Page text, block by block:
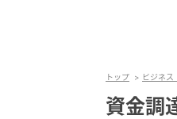
トップ ビジネス
資金調